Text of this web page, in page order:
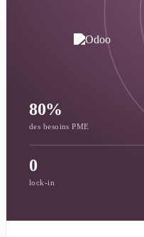
80%
des besoins PME
0
lock-in